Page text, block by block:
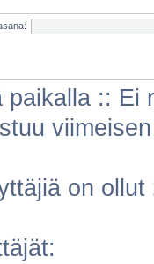
paikalla :: Ei
on ollut